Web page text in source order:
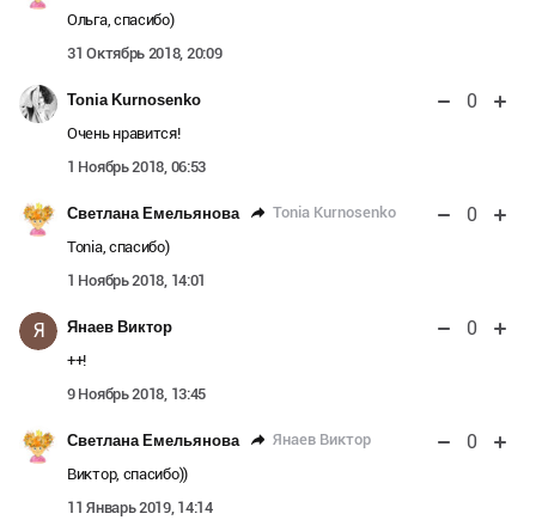
Ольга, спасибо)
31 Октябрь 2018, 20:09
Tonia Kurnosenko 0
Очень нравится!
1 Ноябрь 2018, 06:53
Светлана Емельянова Tonia Kurnosenko 0
Tonia, спасибо)
1 Ноябрь 2018, 14:01
Я Янаев Виктор 0
++!
9 Ноябрь 2018, 13:45
Светлана Емельянова Янаев Виктор 0
Виктор, спасибо))
11 Январь 2019, 14:14